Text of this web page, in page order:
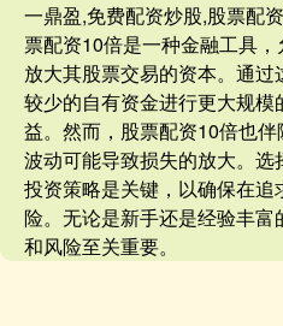
一鼎盈,免费配资炒股,股票配
票配资10倍是一种金融工具
放大其股票交易的资本。通
较少的自有资金进行更大规
益。然而，股票配资10倍也
波动可能导致损失的放大。
投资策略是关键，以确保在
险。无论是新手还是经验丰
和风险至关重要。